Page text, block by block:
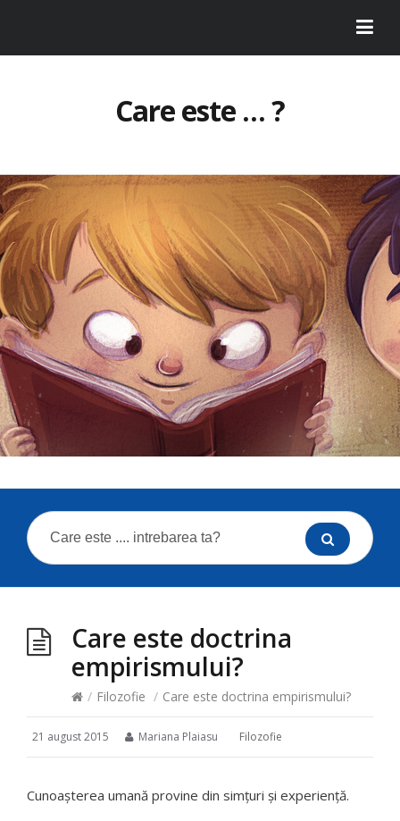
Care este … ?
Care este doctrina
empirismului?
/ Filozofie / Care este doctrina empirismului?
21 august 2015 Mariana Plaiasu Filozofie
Cunoaşterea umană provine din simţuri şi experienţă.